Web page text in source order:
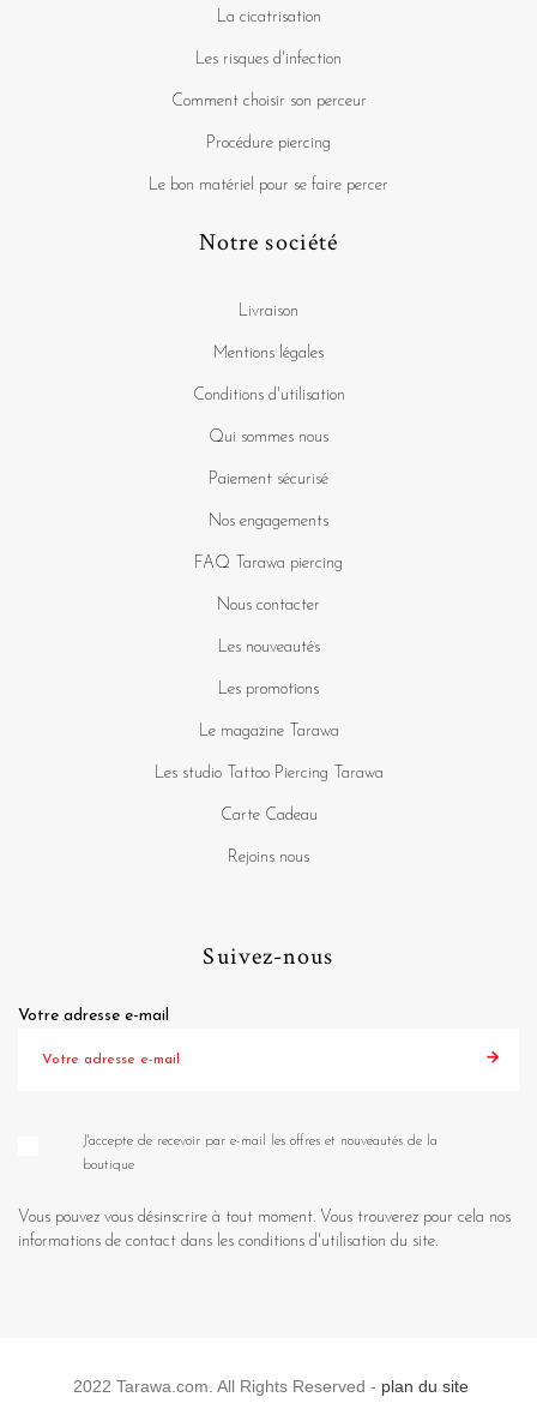
La cicatrisation
Les risques d'infection
Comment choisir son perceur
Procédure piercing
Le bon matériel pour se faire percer
Notre société
Livraison
Mentions légales
Conditions d'utilisation
Qui sommes nous
Paiement sécurisé
Nos engagements
FAQ Tarawa piercing
Nous contacter
Les nouveautés
Les promotions
Le magazine Tarawa
Les studio Tattoo Piercing Tarawa
Carte Cadeau
Rejoins nous
Suivez-nous
Votre adresse e-mail
J'accepte de recevoir par e-mail les offres et nouveautés de la
boutique
Vous pouvez vous désinscrire à tout moment. Vous trouverez pour cela nos
informations de contact dans les conditions d'utilisation du site.
2022 Tarawa.com. All Rights Reserved - plan du site